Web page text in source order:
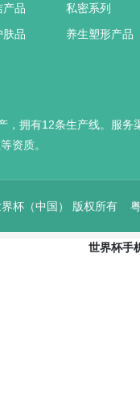
产品
肤品
私密系列
养生塑形产品
，拥有12条生产线。服
资质。
杯（中国） 版权所有
世界杯手